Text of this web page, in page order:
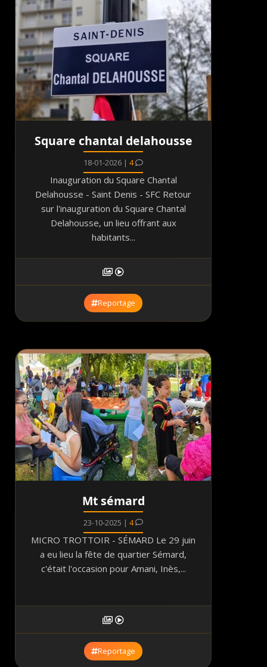
Square chantal delahousse
18-01-2026 | 4
Inauguration du Square Chantal
Delahousse - Saint Denis - SFC Retour
sur l'inauguration du Square Chantal
Delahousse, un lieu offrant aux
habitants...
Reportage
Mt sémard
23-10-2025 | 4
MICRO TROTTOIR - SÉMARD Le 29 juin
a eu lieu la fête de quartier Sémard,
c'était l'occasion pour Amani, Inès,...
Reportage